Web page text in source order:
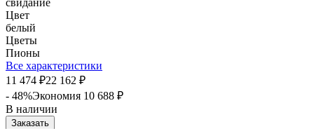
Цвет
белый
Цветы
Пионы
Все характеристики
11 474 ₽22 162 ₽
- 48%Экономия 10 688 ₽
В наличии
Заказать